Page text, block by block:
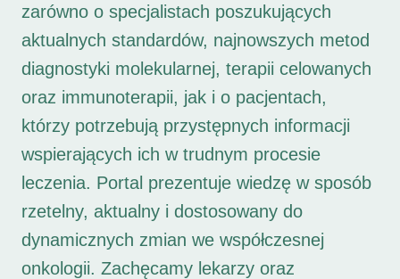
zarówno o specjalistach poszukujących
aktualnych standardów, najnowszych metod
diagnostyki molekularnej, terapii celowanych
oraz immunoterapii, jak i o pacjentach,
którzy potrzebują przystępnych informacji
wspierających ich w trudnym procesie
leczenia. Portal prezentuje wiedzę w sposób
rzetelny, aktualny i dostosowany do
dynamicznych zmian we współczesnej
onkologii. Zachęcamy lekarzy oraz